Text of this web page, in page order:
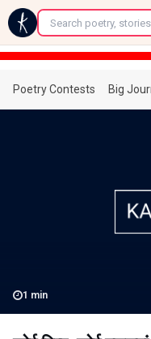
←
Poetry Contests Big
1 min